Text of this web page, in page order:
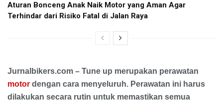
Aturan Bonceng Anak Naik Motor yang Aman Agar
Terhindar dari Risiko Fatal di Jalan Raya
Jurnalbikers.com – Tune up merupakan perawatan
motor dengan cara menyeluruh. Perawatan ini harus
dilakukan secara rutin untuk memastikan semua